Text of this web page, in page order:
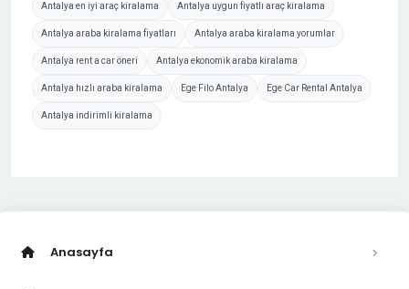
Antalya en iyi araç kiralama Antalya uygun fiyatlı araç kiralama
Antalya araba kiralama fiyatları Antalya araba kiralama yorumlar
Antalya rent a car öneri Antalya ekonomik araba kiralama
Antalya hızlı araba kiralama Ege Filo Antalya Ege Car Rental Antalya
Antalya indirimli kiralama
Anasayfa